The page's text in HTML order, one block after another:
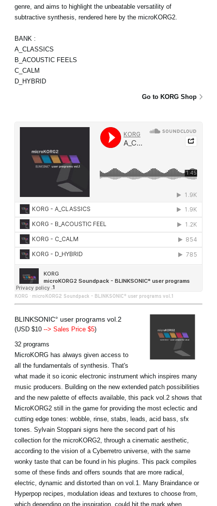
genre, and aims to highlight the unbeatable versatility of
subtractive synthesis, rendered here by the microKORG2.
BANK :
A_CLASSICS
B_ACOUSTIC FEELS
C_CALM
D_HYBRID
Go to KORG Shop
KORG · microKORG2 Soundpack - BLINKSONIC° user programs vol.1
BLINKSONIC° user programs vol.2
(USD $10 --> Sales Price $5)
32 programs
MicroKORG has always given access to
all the fundamentals of synthesis. That's
what made it so iconic electronic instrument which inspires many
music producers. Building on the new extended patch possibilities
and the new palette of effects available, this pack vol.2 shows that
MicroKORG2 still in the game for providing the most eclectic and
cutting edge tones: wobble, rinse, stabs, leads, acid bass, sfx
tones. Sylvain Stoppani signs here the second part of his
collection for the microKORG2, through a cinematic aesthetic,
according to the vision of a Cyberretro universe, with the same
wonky taste that can be found in his plugins. This pack compiles
some of these finds and offers sounds that are more radical,
electric, dynamic and distorted than on vol.1. Many Braindance or
Hyperpop recipes, modulation ideas and textures to choose from,
which depending on the inspiration, could hit the mark when